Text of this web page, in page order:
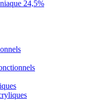
24,5%